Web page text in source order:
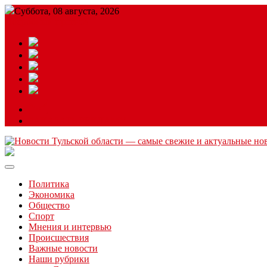
Суббота, 08 августа, 2026
Читайте последние новости дня в Тульской области на сайте
Политика
Экономика
Общество
Спорт
Мнения и интервью
Происшествия
Важные новости
Наши рубрики